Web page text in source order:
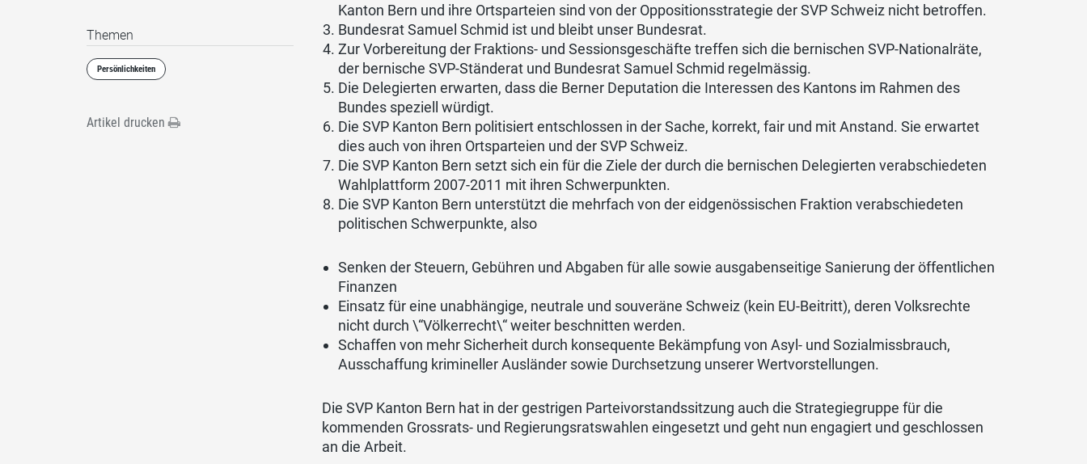
Kanton Bern und ihre Ortsparteien sind von der Oppositionsstrategie der SVP Schweiz nicht betroffen.
Bundesrat Samuel Schmid ist und bleibt unser Bundesrat.
Zur Vorbereitung der Fraktions- und Sessionsgeschäfte treffen sich die bernischen SVP-Nationalräte,
der bernische SVP-Ständerat und Bundesrat Samuel Schmid regelmässig.
Die Delegierten erwarten, dass die Berner Deputation die Interessen des Kantons im Rahmen des
Bundes speziell würdigt.
Die SVP Kanton Bern politisiert entschlossen in der Sache, korrekt, fair und mit Anstand. Sie erwartet
dies auch von ihren Ortsparteien und der SVP Schweiz.
Die SVP Kanton Bern setzt sich ein für die Ziele der durch die bernischen Delegierten verabschiedeten
Wahlplattform 2007-2011 mit ihren Schwerpunkten.
Die SVP Kanton Bern unterstützt die mehrfach von der eidgenössischen Fraktion verabschiedeten
politischen Schwerpunkte, also
Senken der Steuern, Gebühren und Abgaben für alle sowie ausgabenseitige Sanierung der öffentlichen
Finanzen
Einsatz für eine unabhängige, neutrale und souveräne Schweiz (kein EU-Beitritt), deren Volksrechte
nicht durch \“Völkerrecht\“ weiter beschnitten werden.
Schaffen von mehr Sicherheit durch konsequente Bekämpfung von Asyl- und Sozialmissbrauch,
Ausschaffung krimineller Ausländer sowie Durchsetzung unserer Wertvorstellungen.
Die SVP Kanton Bern hat in der gestrigen Parteivorstandssitzung auch die Strategiegruppe für die
kommenden Grossrats- und Regierungsratswahlen eingesetzt und geht nun engagiert und geschlossen
an die Arbeit.
Themen
Persönlichkeiten
Artikel drucken